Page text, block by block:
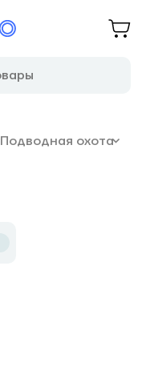
Подводная охота